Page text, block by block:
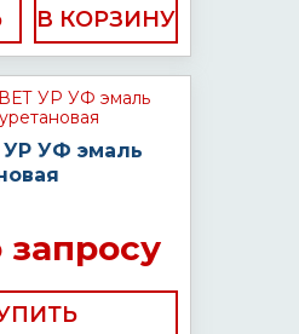
УФ эмаль